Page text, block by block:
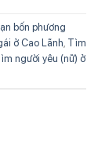
bốn phương
ở Cao Lãnh Tìm
người yêu (nữ) ở